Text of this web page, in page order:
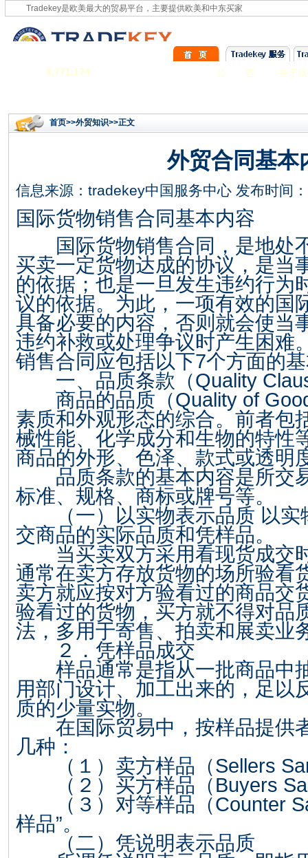
Tradekey是欧美最大的贸易平台，主要提供欧美和中东买家
3,771,174 公 告 关于
首页>>外贸知识>>正文
外贸合同基本
信息来源： tradekey中国服务中心 发布时间
国际货物销售合同基本内容
国际货物销售合同，是地处
买卖一定货物达成的协议，是当
的依据；也是一旦发生违约行为
议的依据。为此，一项有效的国
具备必要的内容，否则就会使当
违约补救或处理争议时产生困难
销售合同应包括以下7个方面的
一、品质条款（Quality
商品的品质（Quality of
素质和外观形态的综合。前者包
械性能、化学成分和生物的特性
商品的外形、色泽、款式或透明
品质条款的基本内容是所交
标准、规格、商标或牌号等
（一）以实物表示品质 以实
交商品的实际品质和凭样品
当买卖双方采用看现货成交
通常在卖方存放货物的场所验看
卖方就应按对方验看过的商品交
验看过的货物，买方就不得对品
法，多用于寄售、拍卖和展卖业
２．凭样品成交
样品通常是指从一批商品中
用部门设计、加工出来的，足以
质的少量实物。
在国际贸易中，按样品提供
几种：
（１）卖方样品（Sellers
（２）买方样品（Buyers
（３）对等样品（Counter
样品”。
（二）凭说明表示品质